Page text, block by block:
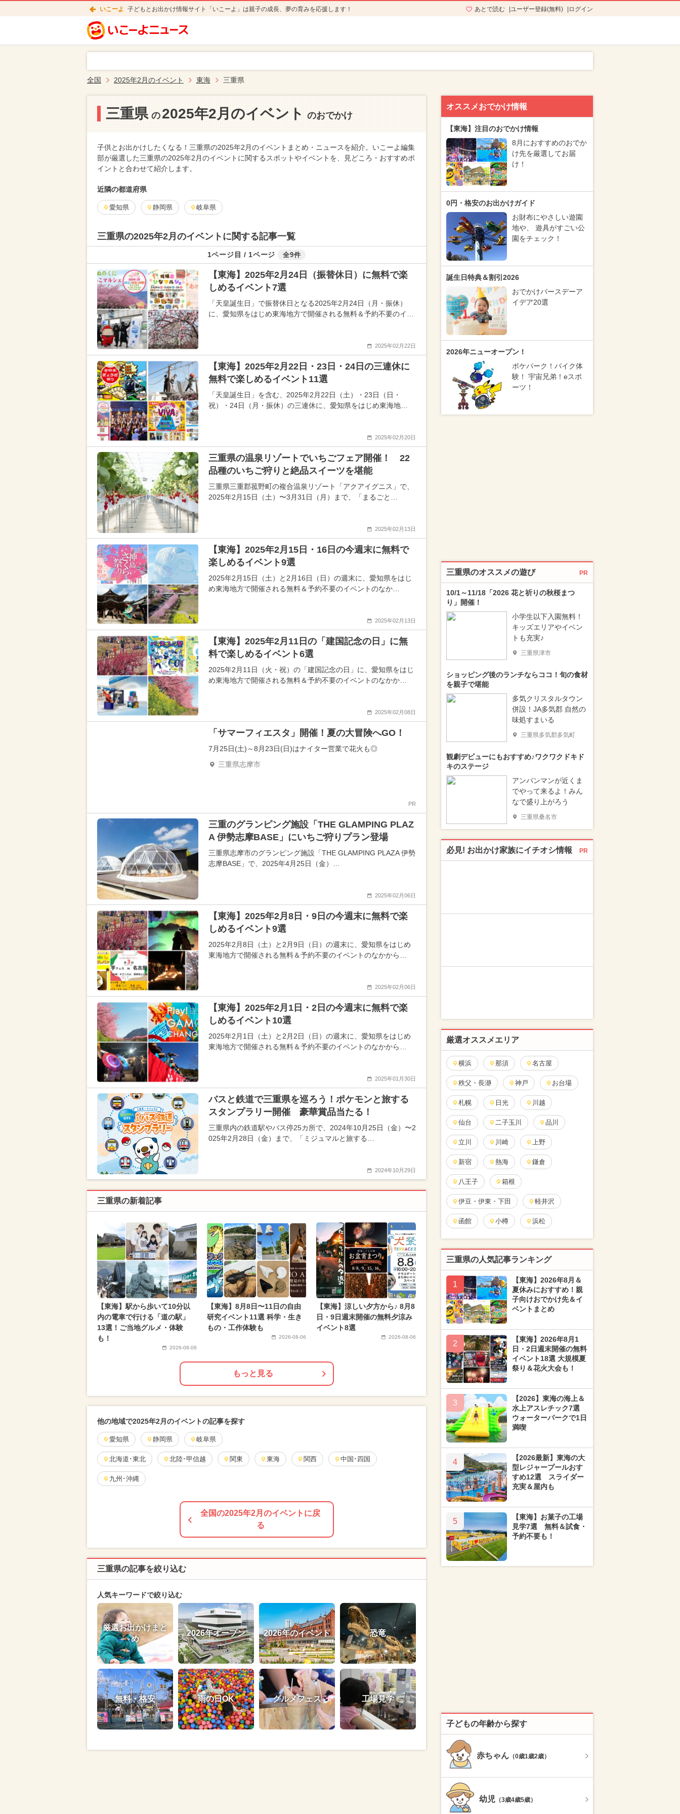
いこーよ 子どもとお出かけ情報サイト「いこーよ」は親子の成長、夢の育みを応援します！ あとで読む ユーザー登録(無料) ログイン
全国 2025年2月のイベント 東海 三重県
三重県 の 2025年2月のイベント のおでかけ
子供とお出かけしたくなる！三重県の2025年2月のイベントまとめ・ニュースを紹介。いこーよ編集
部が厳選した三重県の2025年2月のイベントに関するスポットやイベントを、見どころ・おすすめポ
イントと合わせて紹介します。
近隣の都道府県
愛知県 静岡県 岐阜県
三重県の2025年2月のイベントに関する記事一覧
1ページ目 / 1ページ 全9件
【東海】2025年2月24日（振替休日）に無料で楽
しめるイベント7選
「天皇誕生日」で振替休日となる2025年2月24日（月・振休）
に、愛知県をはじめ東海地方で開催される無料＆予約不要のイ…
2025年02月22日
【東海】2025年2月22日・23日・24日の三連休に
無料で楽しめるイベント11選
「天皇誕生日」を含む、2025年2月22日（土）・23日（日・
祝）・24日（月・振休）の三連休に、愛知県をはじめ東海地…
2025年02月20日
三重県の温泉リゾートでいちごフェア開催！ 22
品種のいちご狩りと絶品スイーツを堪能
三重県三重郡菰野町の複合温泉リゾート「アクアイグニス」で、
2025年2月15日（土）〜3月31日（月）まで、「まるごと…
2025年02月13日
【東海】2025年2月15日・16日の今週末に無料で
楽しめるイベント9選
2025年2月15日（土）と2月16日（日）の週末に、愛知県をはじ
め東海地方で開催される無料＆予約不要のイベントのなか…
2025年02月13日
【東海】2025年2月11日の「建国記念の日」に無
料で楽しめるイベント6選
2025年2月11日（火・祝）の「建国記念の日」に、愛知県をはじ
め東海地方で開催される無料＆予約不要のイベントのなかか…
2025年02月08日
「サマーフィエスタ」開催！夏の大冒険へGO！
7月25日(土)～8月23日(日)はナイター営業で花火も◎
三重県志摩市
PR
三重のグランピング施設「THE GLAMPING PLAZ
A 伊勢志摩BASE」にいちご狩りプラン登場
三重県志摩市のグランピング施設「THE GLAMPING PLAZA 伊勢
志摩BASE」で、2025年4月25日（金）…
2025年02月06日
【東海】2025年2月8日・9日の今週末に無料で楽
しめるイベント9選
2025年2月8日（土）と2月9日（日）の週末に、愛知県をはじめ
東海地方で開催される無料＆予約不要のイベントのなかから…
2025年02月06日
【東海】2025年2月1日・2日の今週末に無料で楽
しめるイベント10選
2025年2月1日（土）と2月2日（日）の週末に、愛知県をはじめ
東海地方で開催される無料＆予約不要のイベントのなかから…
2025年01月30日
バスと鉄道で三重県を巡ろう！ポケモンと旅する
スタンプラリー開催 豪華賞品当たる！
三重県内の鉄道駅やバス停25カ所で、2024年10月25日（金）〜2
025年2月28日（金）まで、「ミジュマルと旅する…
2024年10月29日
三重県の新着記事
【東海】駅から歩いて10分以
内の電車で行ける「道の駅」
13選！ご当地グルメ・体験
も！
2026-08-06
【東海】8月8日〜11日の自由
研究イベント11選 科学・生き
もの・工作体験も
2026-08-06
【東海】涼しい夕方から♪ 8月8
日・9日週末開催の無料夕涼み
イベント8選
2026-08-06
もっと見る
他の地域で2025年2月のイベントの記事を探す
愛知県 静岡県 岐阜県
北海道･東北 北陸･甲信越 関東 東海 関西 中国･四国
九州･沖縄
全国の2025年2月のイベントに戻
る
三重県の記事を絞り込む
人気キーワードで絞り込む
厳選お出かけまと
め
2026年オープン 2026年のイベント 恐竜
無料・格安 雨の日OK グルメフェス 工場見学
オススメおでかけ情報
【東海】注目のおでかけ情報
8月におすすめのおでか
け先を厳選してお届
け！
0円・格安のお出かけガイド
お財布にやさしい遊園
地や、 遊具がすごい公
園をチェック！
誕生日特典＆割引2026
おでかけバースデーア
イデア20選
2026年ニューオープン！
ポケパーク！バイク体
験！ 宇宙兄弟！eスポ
ーツ！
三重県のオススメの遊び PR
10/1～11/18「2026 花と祈りの秋桜まつ
り」開催！
小学生以下入園無料！
キッズエリアやイベン
トも充実♪
三重県津市
ショッピング後のランチならココ！旬の食材
を親子で堪能
多気クリスタルタウン
併設！JA多気郡 自然の
味処すまいる
三重県多気郡多気町
観劇デビューにもおすすめ♪ワクワクドキド
キのステージ
アンパンマンが近くま
でやって来るよ！みん
なで盛り上がろう
三重県桑名市
必見! お出かけ家族にイチオシ情報 PR
厳選オススメエリア
横浜 那須 名古屋
秩父・長瀞 神戸 お台場
札幌 日光 川越
仙台 二子玉川 品川
立川 川崎 上野
新宿 熱海 鎌倉
八王子 箱根
伊豆・伊東・下田 軽井沢
函館 小樽 浜松
三重県の人気記事ランキング
1
【東海】2026年8月＆
夏休みにおすすめ！親
子向けおでかけ先＆イ
ベントまとめ
2
【東海】2026年8月1
日・2日週末開催の無料
イベント18選 大規模夏
祭り＆花火大会も！
3
【2026】東海の海上＆
水上アスレチック7選
ウォーターパークで1日
満喫
4
【2026最新】東海の大
型レジャープールおす
すめ12選 スライダー
充実＆屋内も
5
【東海】お菓子の工場
見学7選 無料＆試食・
予約不要も！
子どもの年齢から探す
赤ちゃん （0歳1歳2歳）
幼児 （3歳4歳5歳）